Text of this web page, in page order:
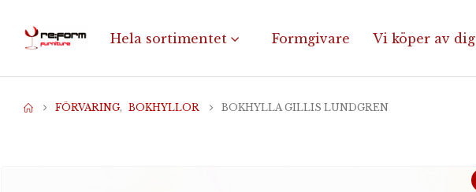
Hela sortimentet Formgivare Vi köper av dig
FÖRVARING, BOKHYLLOR BOKHYLLA GILLIS LUNDGREN